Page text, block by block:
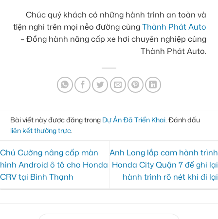
Chúc quý khách có những hành trình an toàn và
tiện nghi trên mọi nẻo đường cùngThành Phát Auto
– Đồng hành nâng cấp xe hơi chuyên nghiệp cùng
Thành Phát Auto.
Bài viết này được đăng trong Dự Án Đã Triển Khai . Đánh dấu
liên kết thường trực
Chú Cường nâng cấp màn
hình Android ô tô cho Honda
CRV tại Bình Thạnh
Anh Long lắp cam hành trình
Honda City Quận 7 để ghi lại
hành trình rõ nét khi đi lại